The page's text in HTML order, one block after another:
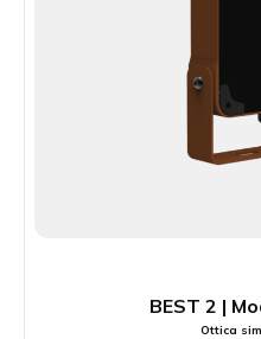
BEST 2 |
Ottica